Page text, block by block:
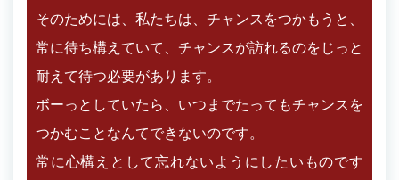
そのためには、私たちは、チャンスをつかもうと、
常に待ち構えていて、チャンスが訪れるのをじっと
耐えて待つ必要があります。
ボーっとしていたら、いつまでたってもチャンスを
つかむことなんてできないのです。
常に心構えとして忘れないようにしたいものです